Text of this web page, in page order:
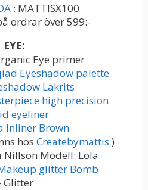
: MATTISX100
ordrar över 599:-
EYE:
Eye primer
Eyeshadow palette
Lakrits
high precision
eyeliner
Inliner Brown
hos Createbymattis )
Nillson Modell: Lola
glitter Bomb
Glitter